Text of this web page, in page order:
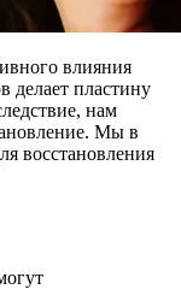
влияния
делает пластину
нам
Мы в
восстановления